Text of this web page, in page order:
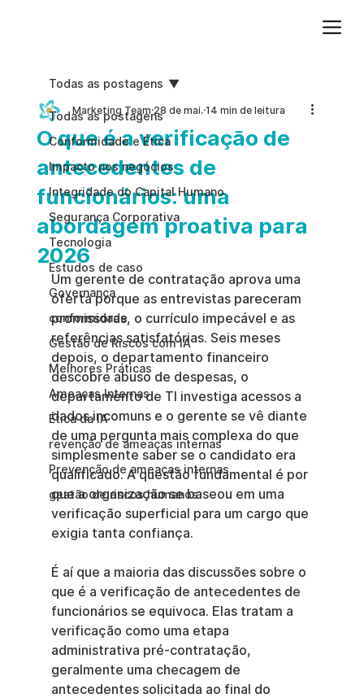
Todas as postagens
Conformidade e Ética
Impacto nos negócios
Integridade do Capital Humano
Segurança Corporativa
Tecnologia
Estudos de caso
Governança
conformidade
Gestão de Riscos com IA
Melhores Práticas
Ameaças Internas
Ética da IA
revenção de ameaças internas
Prevenção de ameaças internas
gestão de riscos humanos
Todas as postagens
O que é a verificação de
antecedentes de
funcionários: uma
abordagem proativa para
2026
Marketing Team 28 de mai. 14 min de leitura
Um gerente de contratação aprova uma
oferta porque as entrevistas pareceram
promissoras, o currículo impecável e as
referências satisfatórias. Seis meses
depois, o departamento financeiro
descobre abuso de despesas, o
departamento de TI investiga acessos a
dados incomuns e o gerente se vê diante
de uma pergunta mais complexa do que
simplesmente saber se o candidato era
qualificado. A questão fundamental é por
que a organização se baseou em uma
verificação superficial para um cargo que
exigia tanta confiança.
É aí que a maioria das discussões sobre o
que é a verificação de antecedentes de
funcionários se equivoca. Elas tratam a
verificação como uma etapa
administrativa pré-contratação,
geralmente uma checagem de
antecedentes solicitada ao final do